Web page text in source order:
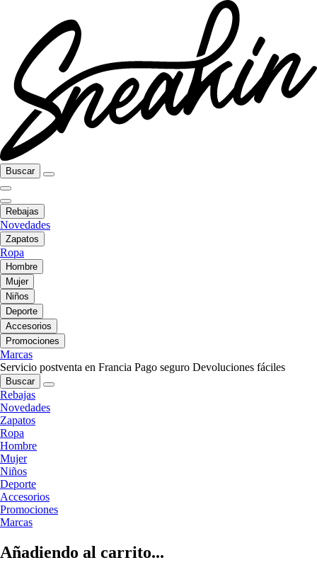
Buscar
Rebajas
Novedades
Zapatos
Ropa
Hombre
Mujer
Niños
Deporte
Accesorios
Promociones
Marcas
Servicio postventa en Francia Pago seguro Devoluciones fáciles
Buscar
Rebajas
Novedades
Zapatos
Ropa
Hombre
Mujer
Niños
Deporte
Accesorios
Promociones
Marcas
Añadiendo al carrito...